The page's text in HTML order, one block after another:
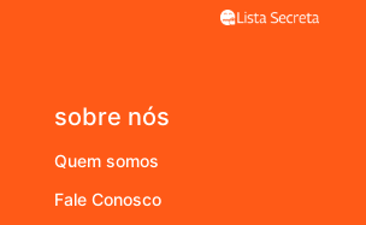
sobre nós
Quem somos
Fale Conosco